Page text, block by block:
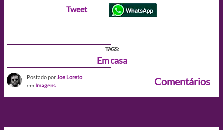
Tweet
TAGS:
Em casa
Postado por Joe Loreto
em Imagens Comentários